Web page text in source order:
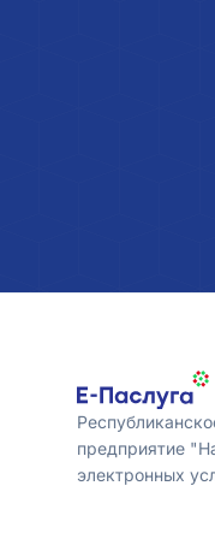
предприятие
электронных